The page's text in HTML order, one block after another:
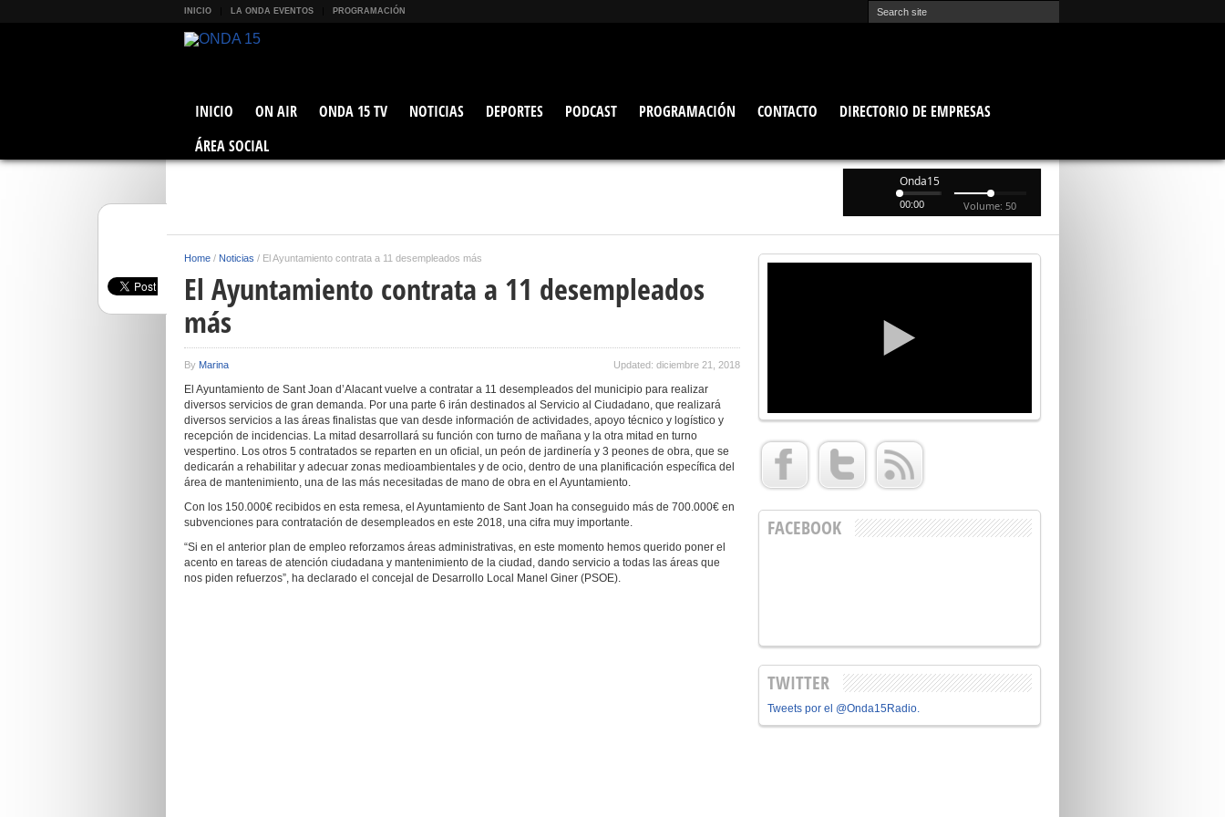
INICIO LA ONDA EVENTOS PROGRAMACIÓN
INICIO ON AIR ONDA 15 TV NOTICIAS DEPORTES PODCAST PROGRAMACIÓN CONTACTO
DIRECTORIO DE EMPRESAS
ÁREA SOCIAL
Onda15
00:00 Volume: 50
Home / Noticias / El Ayuntamiento contrata a 11 desempleados más
El Ayuntamiento contrata a 11 desempleados
más
By Marina Updated: diciembre 21, 2018
El Ayuntamiento de Sant Joan d’Alacant vuelve a contratar a 11 desempleados del municipio para realizar
diversos servicios de gran demanda. Por una parte 6 irán destinados al Servicio al Ciudadano, que realizará
diversos servicios a las áreas finalistas que van desde información de actividades, apoyo técnico y logístico y
recepción de incidencias. La mitad desarrollará su función con turno de mañana y la otra mitad en turno
vespertino. Los otros 5 contratados se reparten en un oficial, un peón de jardinería y 3 peones de obra, que se
dedicarán a rehabilitar y adecuar zonas medioambientales y de ocio, dentro de una planificación específica del
área de mantenimiento, una de las más necesitadas de mano de obra en el Ayuntamiento.
Con los 150.000€ recibidos en esta remesa, el Ayuntamiento de Sant Joan ha conseguido más de 700.000€ en
subvenciones para contratación de desempleados en este 2018, una cifra muy importante.
“Si en el anterior plan de empleo reforzamos áreas administrativas, en este momento hemos querido poner el
acento en tareas de atención ciudadana y mantenimiento de la ciudad, dando servicio a todas las áreas que
nos piden refuerzos”, ha declarado el concejal de Desarrollo Local Manel Giner (PSOE).
FACEBOOK
TWITTER
Tweets por el @Onda15Radio.